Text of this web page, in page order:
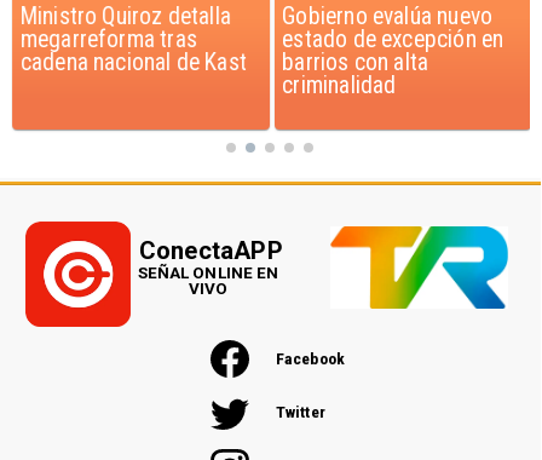
Ministro Quiroz detalla
megarreforma tras
cadena nacional de Kast
Gobierno evalúa nuevo
estado de excepción en
barrios con alta
criminalidad
Facebook
Twitter
ConectaAPP
SEÑAL ONLINE EN
VIVO